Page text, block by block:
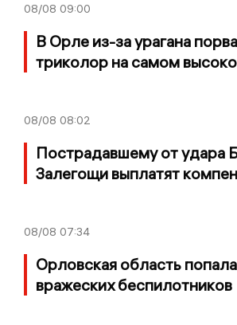
08/08 09:00
В Орле из-за урагана
триколор на самом
08/08 08:02
Пострадавшему от удара
Залегощи выплатят
08/08 07:34
Орловская область
вражеских беспилотников